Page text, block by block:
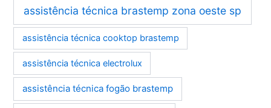
assistência técnica brastemp zona oeste sp
assistência técnica cooktop brastemp
assistência técnica electrolux
assistência técnica fogão brastemp